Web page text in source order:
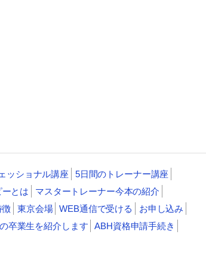
ッショナル講座
5日間のトレーナー講座
ーとは
マスタートレーナー今本の紹介
徴 東京会場 WEB通信で受ける
お申し込み
卒業生を紹介します
ABH資格申請手続き